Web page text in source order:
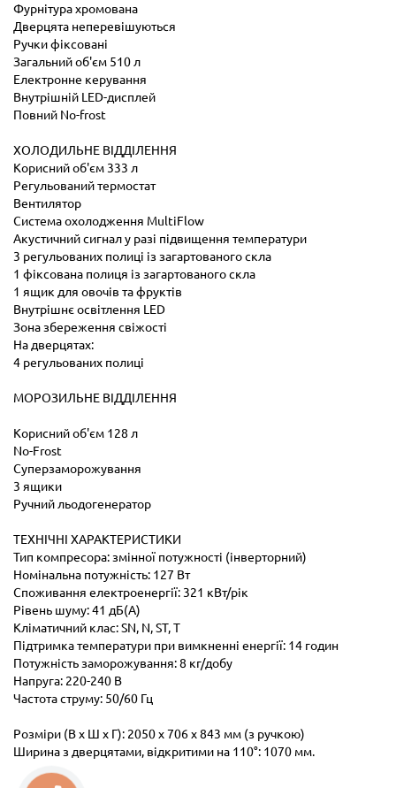
Фурнітура хромована
Дверцята неперевішуються
Ручки фіксовані
Загальний об'єм 510 л
Електронне керування
Внутрішній LED-дисплей
Повний No-frost
ХОЛОДИЛЬНЕ ВІДДІЛЕННЯ
Корисний об'єм 333 л
Регульований термостат
Вентилятор
Система охолодження MultiFlow
Акустичний сигнал у разі підвищення температури
3 регульованих полиці із загартованого скла
1 фіксована полиця із загартованого скла
1 ящик для овочів та фруктів
Внутрішнє освітлення LED
Зона збереження свіжості
На дверцятах:
4 регульованих полиці
МОРОЗИЛЬНЕ ВІДДІЛЕННЯ
Корисний об'єм 128 л
No-Frost
Суперзаморожування
3 ящики
Ручний льодогенератор
ТЕХНІЧНІ ХАРАКТЕРИСТИКИ
Тип компресора: змінної потужності (інверторний)
Номінальна потужність: 127 Вт
Споживання електроенергії: 321 кВт/рік
Рівень шуму: 41 дБ(А)
Кліматичний клас: SN, N, ST, T
Підтримка температури при вимкненні енергії: 14 годин
Потужність заморожування: 8 кг/добу
Напруга: 220-240 В
Частота струму: 50/60 Гц
Розміри (В х Ш х Г): 2050 х 706 х 843 мм (з ручкою)
Ширина з дверцятами, відкритими на 110°: 1070 мм.